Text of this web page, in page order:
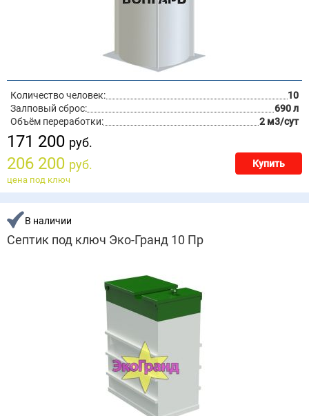
Количество человек:
10
Залповый сброс:
690 л
Объём переработки:
2 м3/сут
171 200 руб.
206 200 руб. Купить
цена под ключ
В наличии
Септик под ключ Эко-Гранд 10 Пр